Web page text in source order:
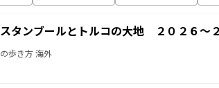
ンブールとトルコの大地 ２０２６～
歩き方 海外